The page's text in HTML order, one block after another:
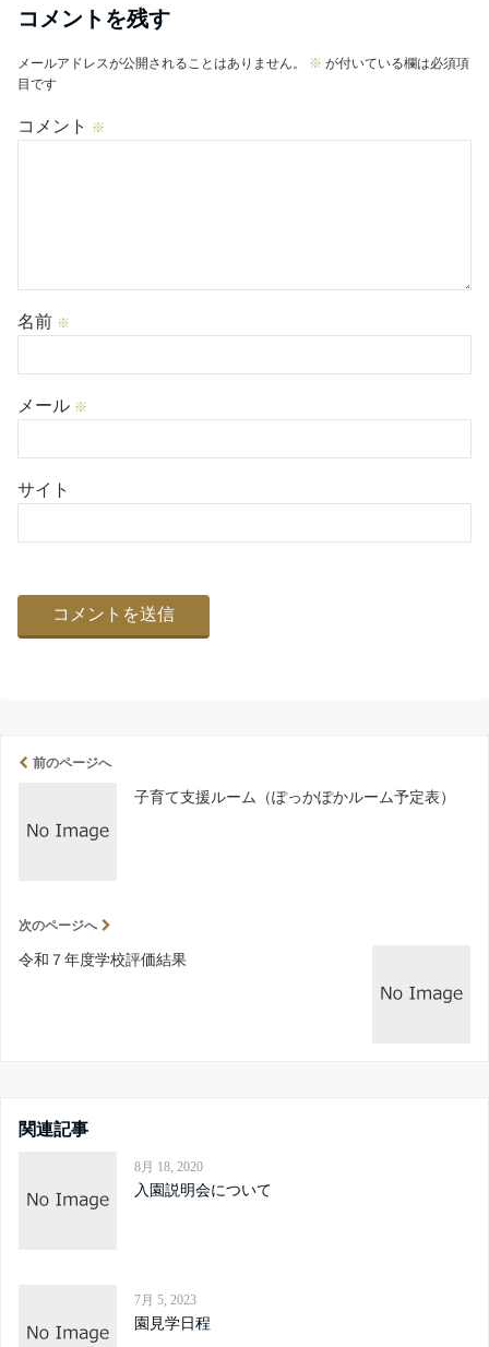
コメントを残す
メールアドレスが公開されることはありません。 ※ が付いている欄は必須項
目です
コメント ※
名前 ※
メール ※
サイト
前のページへ
子育て支援ルーム（ぽっかぽかルーム予定表）
次のページへ
令和７年度学校評価結果
関連記事
8月 18, 2020
入園説明会について
7月 5, 2023
園見学日程